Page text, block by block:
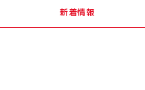
新着情報